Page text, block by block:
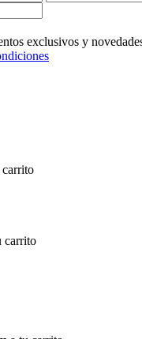
exclusivos y
carrito
carrito